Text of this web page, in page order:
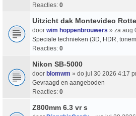
Reacties: 0
Uitzicht dak Montevideo
door wim hoppenbrouwers » za aug
Speciale technieken (3D, HDR,
Reacties: 0
Nikon SB-5000
door blomwm » do jul 30 2026 4:17
Gevraagd en aangeboden
Reacties: 0
Z800mm 6.3 vr s